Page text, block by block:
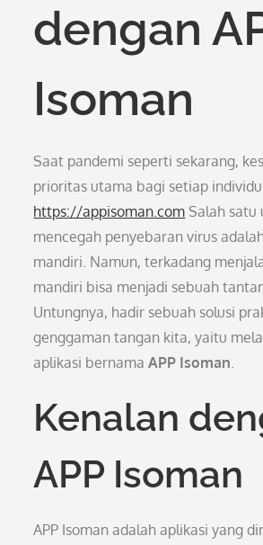
dengan
Isoman
Saat pandemi seperti sekarang,
prioritas utama bagi setiap
https://appisoman.com Salah satu
mencegah penyebaran virus
mandiri. Namun, terkadang
mandiri bisa menjadi sebuah
Untungnya, hadir sebuah solusi
genggaman tangan kita, yaitu
aplikasi bernamaAPP Isoman.
Kenalan
APP Isoman
APP Isoman adalah aplikasi yang